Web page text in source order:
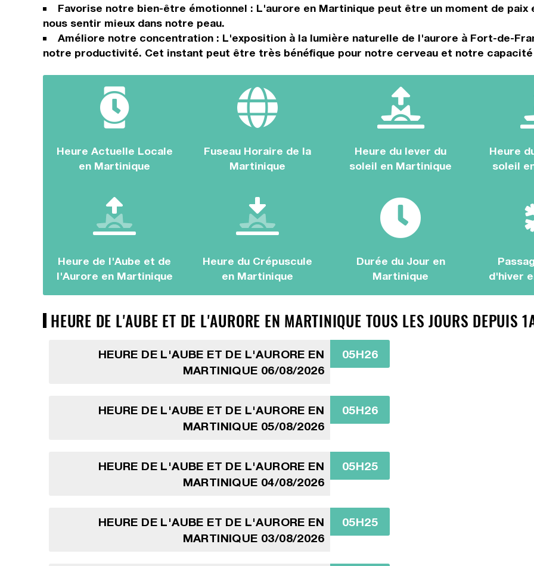
Favorise notre bien-être émotionnel : L'aurore en Martinique peut être un moment de
nous sentir mieux dans notre peau.
Améliore notre concentration : L'exposition à la lumière naturelle de l'aurore à Fort-de-
notre productivité. Cet instant peut être très bénéfique pour notre cerveau et notre
Heure Actuelle Locale
en Martinique
Fuseau Horaire de la
Martinique
Heure du lever du
soleil en Martinique
Heure
soleil
Heure de l'Aube et de
l'Aurore en Martinique
Heure du Crépuscule
en Martinique
Durée du Jour en
Martinique
d'hiver
HEURE DE L'AUBE ET DE L'AURORE EN MARTINIQUE TOUS LES JOURS DEPUIS
HEURE DE L'AUBE ET DE L'AURORE EN
MARTINIQUE 06/08/2026
05H26
HEURE DE L'AUBE ET DE L'AURORE EN
MARTINIQUE 05/08/2026
05H26
HEURE DE L'AUBE ET DE L'AURORE EN
MARTINIQUE 04/08/2026
05H25
HEURE DE L'AUBE ET DE L'AURORE EN
MARTINIQUE 03/08/2026
05H25